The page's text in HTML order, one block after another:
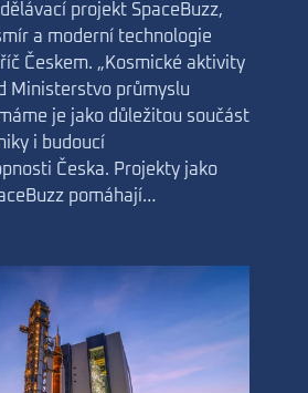
projekt SpaceBuzz,
a moderní technologie
Českem. „Kosmické aktivity
Ministerstvo průmyslu
je jako důležitou součást
i budoucí
Česka. Projekty jako
pomáhají…